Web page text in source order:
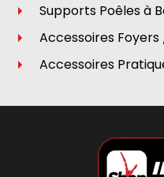
Supports Poêles à
Accessoires
Accessoires